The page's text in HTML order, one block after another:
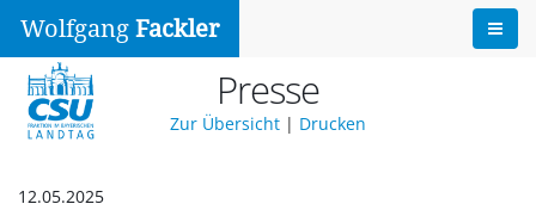
Wolfgang Fackler
Presse
Zur Übersicht | Drucken
12.05.2025